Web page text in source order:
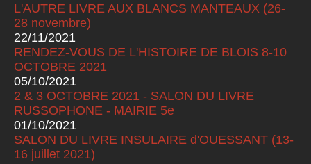
L'AUTRE LIVRE AUX BLANCS MANTEAUX (26-
28 novembre)
22/11/2021
RENDEZ-VOUS DE L'HISTOIRE DE BLOIS 8-10
OCTOBRE 2021
05/10/2021
2 & 3 OCTOBRE 2021 - SALON DU LIVRE
RUSSOPHONE - MAIRIE 5e
01/10/2021
SALON DU LIVRE INSULAIRE d'OUESSANT (13-
16 juillet 2021)